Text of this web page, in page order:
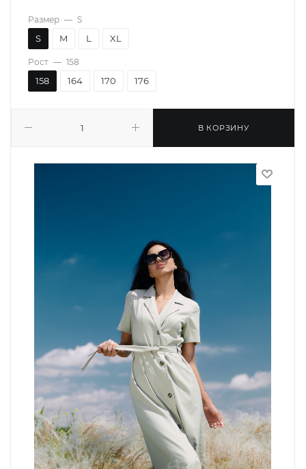
В КОРЗИНУ
Размер — S
S M L XL
Рост — 158
158 164 170 176